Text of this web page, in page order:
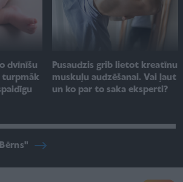
dvīnīšu
turpmāk
Pusaudzis grib lietot kreatīnu
muskuļu audzēšanai. Vai ļaut
un ko par to saka eksperti?